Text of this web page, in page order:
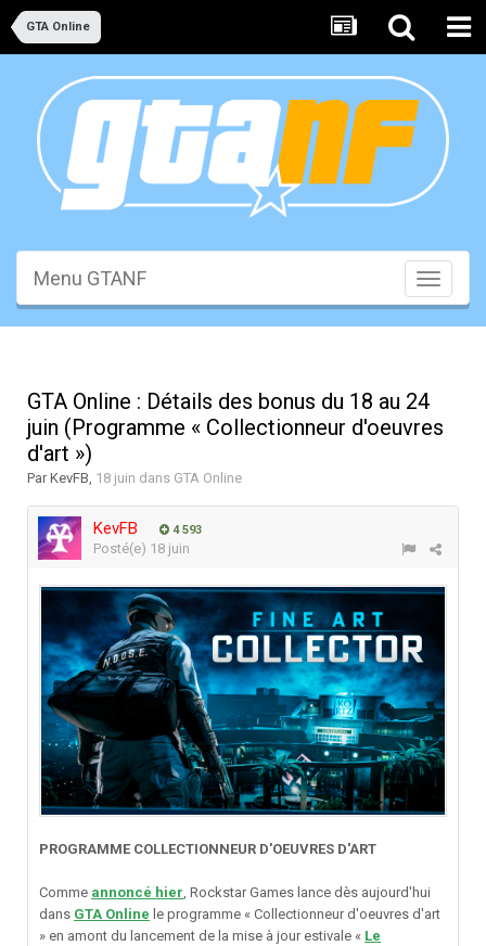
GTA Online
Toggle
Menu GTANF
GTA Online : Détails des bonus du 18 au 24
juin (Programme « Collectionneur d'oeuvres
d'art »)
ParKevFB, 18 juin dans GTA Online
KevFB 4 593
Posté(e) 18 juin
PROGRAMME COLLECTIONNEUR D'OEUVRES D'ART
Comme annoncé hier , Rockstar Games lance dès aujourd'hui
dans GTA Online le programme « Collectionneur d'oeuvres d'art
» en amont du lancement de la mise à jour estivale « Le